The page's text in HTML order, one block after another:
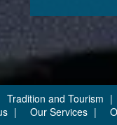
Tradition and Tourism
Our Services